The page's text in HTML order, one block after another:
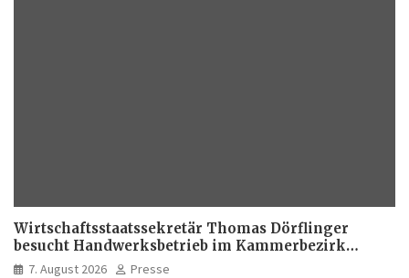
Wirtschaftsstaatssekretär Thomas Dörflinger
besucht Handwerksbetrieb im Kammerbezirk
Freiburg
7. August 2026
Presse